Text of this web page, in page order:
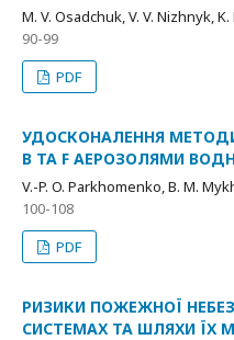
M. V. Osadchuk, V. V. Nizhnyk,
90-99
PDF
УДОСКОНАЛЕННЯ
B ТА F АЕРОЗОЛЯМИ
V.-P. O. Parkhomenko, B. M.
100-108
PDF
РИЗИКИ ПОЖЕЖНОЇ
СИСТЕМАХ ТА ШЛЯХИ ЇХ